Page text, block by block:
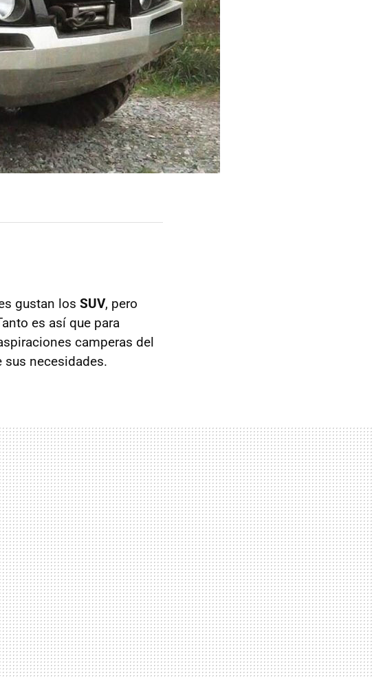
gustan los SUV, pero
es así que para
camperas del
sus necesidades.